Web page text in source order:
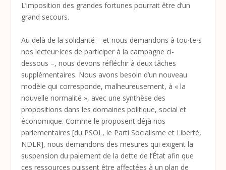
L’imposition des grandes fortunes pourrait être d’un
grand secours.
Au delà de la solidarité – et nous demandons à tou⸱te⸱s
nos lecteur⸱ices de participer à la campagne ci-
dessous –, nous devons réfléchir à deux tâches
supplémentaires. Nous avons besoin d’un nouveau
modèle qui corresponde, malheureusement, à « la
nouvelle normalité », avec une synthèse des
propositions dans les domaines politique, social et
économique. Comme le proposent déjà nos
parlementaires [du PSOL, le Parti Socialisme et Liberté,
NDLR], nous demandons des mesures qui exigent la
suspension du paiement de la dette de l’État afin que
ces ressources puissent être affectées à un plan de